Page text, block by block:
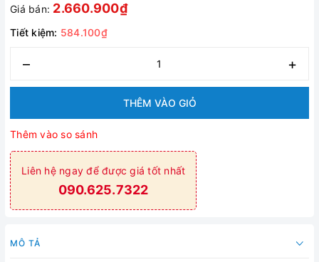
Giá bán: 2.660.900₫
Tiết kiệm: 584.100₫
– +
THÊM VÀO GIỎ
Thêm vào so sánh
Liên hệ ngay để được giá tốt nhất
090.625.7322
MÔ TẢ